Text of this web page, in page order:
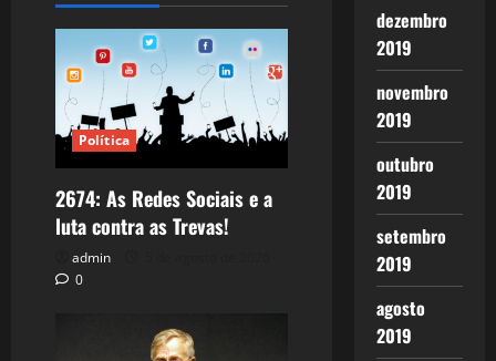
Política
2674: As Redes Sociais e a
luta contra as Trevas!
admin
0
dezembro
2019
novembro
2019
outubro
2019
setembro
2019
agosto
2019